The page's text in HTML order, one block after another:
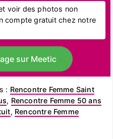
voir des photos non
compte gratuit chez notre
sur Meetic
: Rencontre Femme Saint
, Rencontre Femme 50 ans
, Rencontre Femme